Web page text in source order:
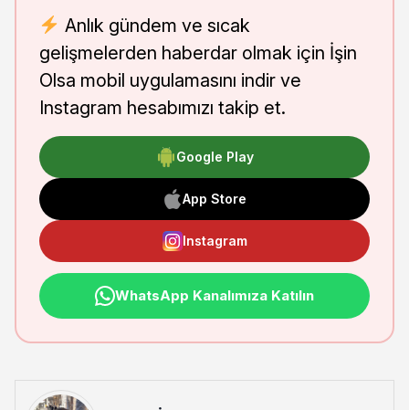
Anlık gündem ve sıcak
gelişmelerden haberdar olmak için İşin
Olsa mobil uygulamasını indir ve
Instagram hesabımızı takip et.
Google Play
App Store
Instagram
WhatsApp Kanalımıza Katılın